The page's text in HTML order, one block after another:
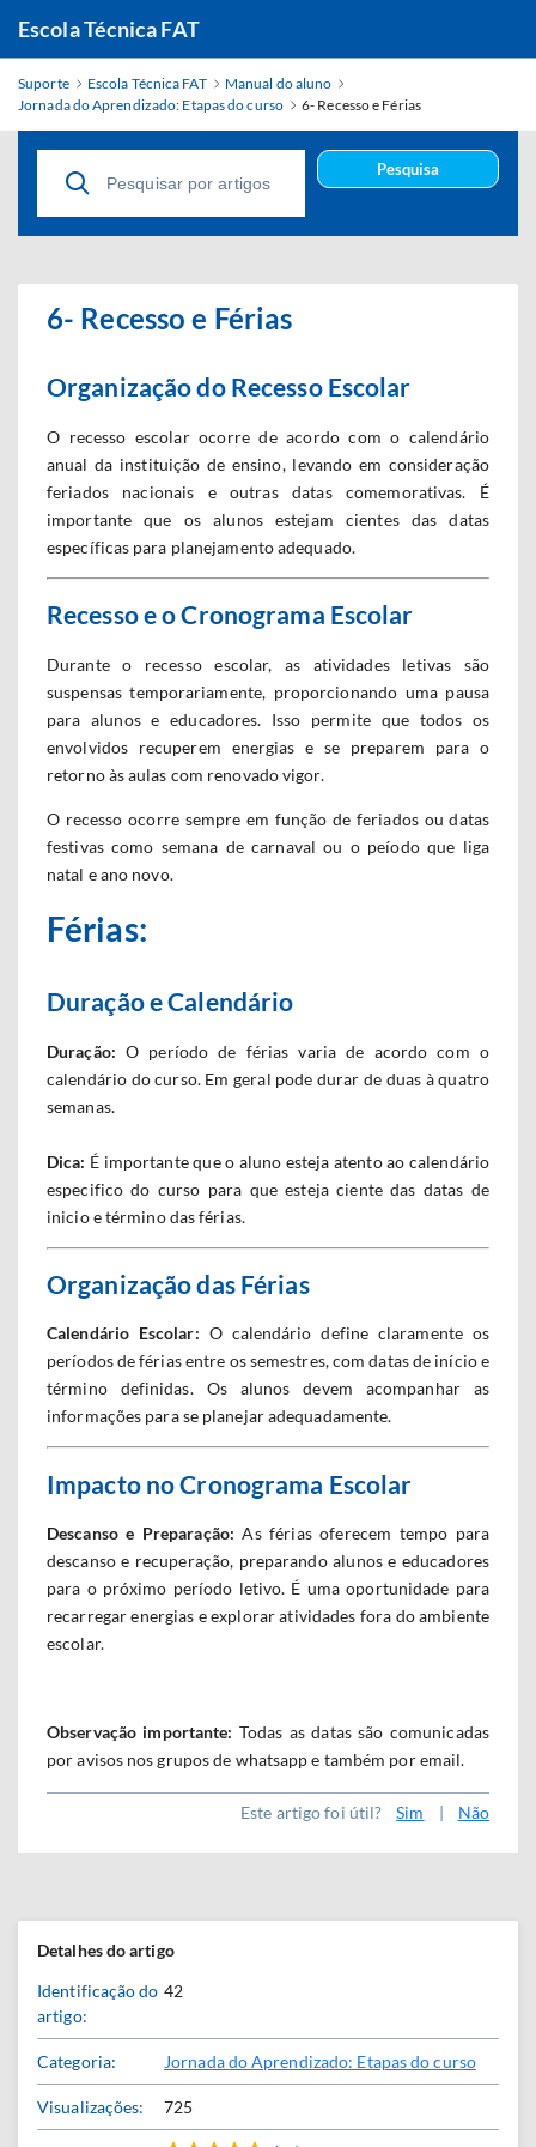
Escola Técnica FAT
Suporte Escola Técnica FAT
Manual do aluno
Jornada do Aprendizado: Etapas do curso
6- Recesso e Férias
Pesquisa
6- Recesso e Férias
Organização do Recesso Escolar
O recesso escolar ocorre de acordo com o calendário
anual da instituição de ensino, levando em consideração
feriados nacionais e outras datas comemorativas. É
importante que os alunos estejam cientes das datas
específicas para planejamento adequado.
Recesso e o Cronograma Escolar
Durante o recesso escolar, as atividades letivas são
suspensas temporariamente, proporcionando uma pausa
para alunos e educadores. Isso permite que todos os
envolvidos recuperem energias e se preparem para o
retorno às aulas com renovado vigor.
O recesso ocorre sempre em função de feriados ou datas
festivas como semana de carnaval ou o peíodo que liga
natal e ano novo.
Férias:
Duração e Calendário
Duração: O período de férias varia de acordo com o
calendário do curso. Em geral pode durar de duas à quatro
semanas.
Dica: É importante que o aluno esteja atento ao calendário
especifico do curso para que esteja ciente das datas de
inicio e término das férias.
Organização das Férias
Calendário Escolar: O calendário define claramente os
períodos de férias entre os semestres, com datas de início e
término definidas. Os alunos devem acompanhar as
informações para se planejar adequadamente.
Impacto no Cronograma Escolar
Descanso e Preparação: As férias oferecem tempo para
descanso e recuperação, preparando alunos e educadores
para o próximo período letivo. É uma oportunidade para
recarregar energias e explorar atividades fora do ambiente
escolar.
Observação importante: Todas as datas são comunicadas
por avisos nos grupos de whatsapp e também por email.
Este artigo foi útil? Sim | Não
Detalhes do artigo
Identificação do
artigo:
42
Categoria: Jornada do Aprendizado: Etapas do curso
Visualizações: 725